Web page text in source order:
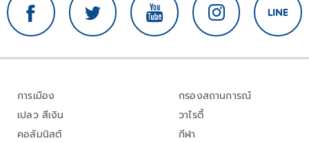
การเมือง
เปลว สีเงิน
คอลัมนิสต์
กรองสถานการณ์
วาไรตี้
กีฬา